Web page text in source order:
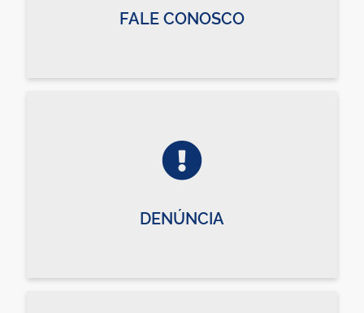
FALE CONOSCO
DENÚNCIA